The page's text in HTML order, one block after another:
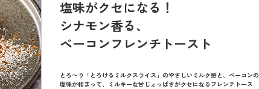
塩味がクセになる！
シナモン香る、
ベーコンフレンチトースト
とろ〜り「とろけるミルクスライス」のやさしいミルク感と、ベーコンの
塩味が相まって、ミルキーな甘じょっぱさがクセになるフレンチトース